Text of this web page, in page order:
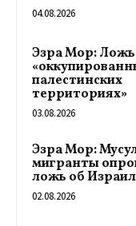
04.08.2026
Эзра Мор: Ложь
палестинских
территориях»
03.08.2026
Эзра Мор:
мигранты
ложь об
02.08.2026